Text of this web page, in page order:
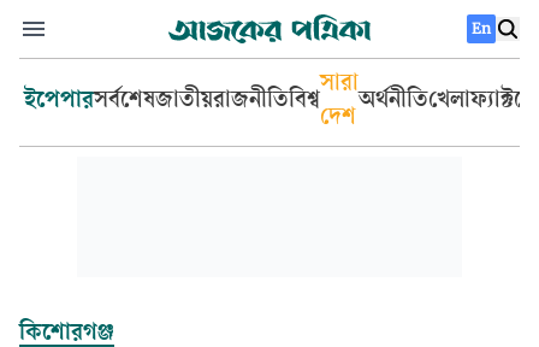
En
ইপেপারসর্বশেষজাতীয়রাজনীতিবিশ্ব
সারা
দেশ
অর্থনীতিখেলা
কিশোরগঞ্জ